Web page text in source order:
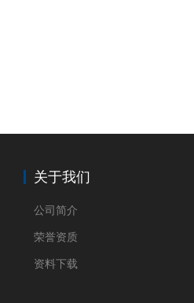
关于我们
公司简介
荣誉资质
资料下载